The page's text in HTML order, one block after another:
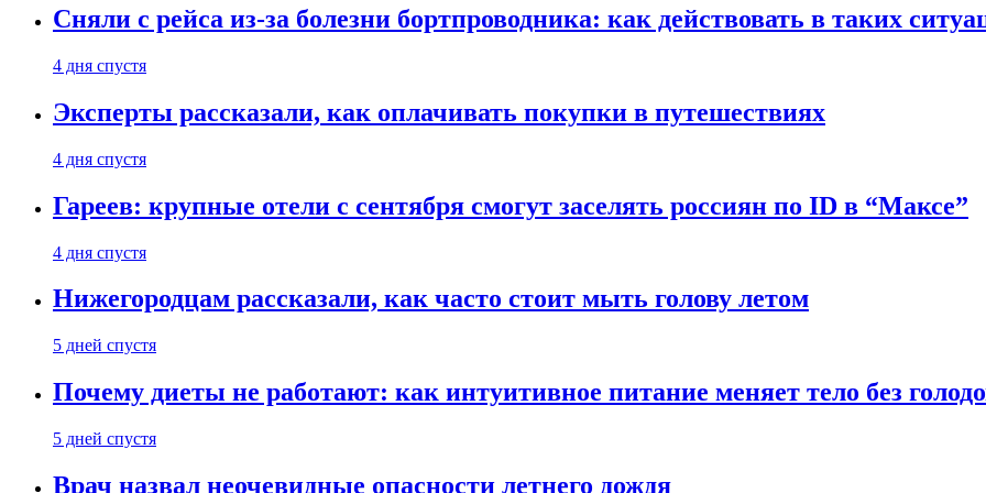
Сняли с рейса из-за болезни бортпроводника: как действовать в таких
4 дня спустя
Эксперты рассказали, как оплачивать покупки в путешествиях
4 дня спустя
Гареев: крупные отели с сентября смогут заселять россиян по ID в “Максе”
4 дня спустя
Нижегородцам рассказали, как часто стоит мыть голову летом
5 дней спустя
Почему диеты не работают: как интуитивное питание меняет тело без
5 дней спустя
Врач назвал неочевидные опасности летнего дождя